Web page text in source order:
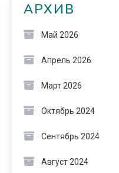
АРХИВ
Май 2026
Апрель 2026
Март 2026
Октябрь 2024
Сентябрь 2024
Август 2024